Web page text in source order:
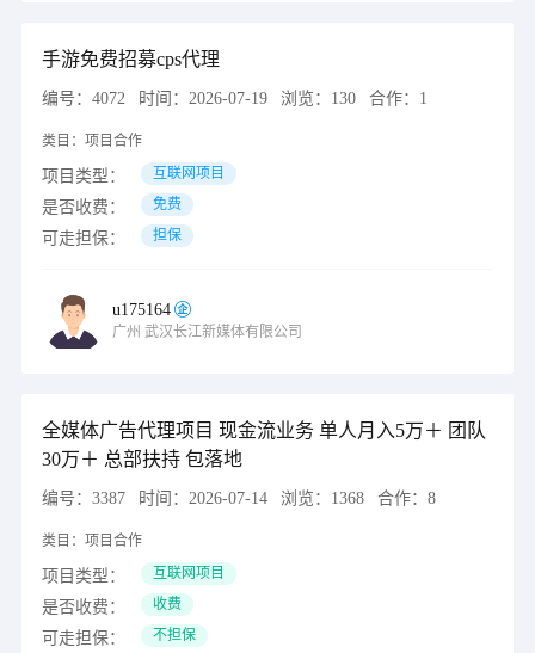
手游免费招募cps代理
编号： 4072 时间： 2026-07-19 浏览： 130 合作： 1
类目： 项目合作
项目类型： 互联网项目
是否收费： 免费
可走担保： 担保
u175164
广州 武汉长江新媒体有限公司
全媒体广告代理项目 现金流业务 单人月入5万＋ 团队
30万＋ 总部扶持 包落地
编号： 3387 时间： 2026-07-14 浏览： 1368 合作： 8
类目： 项目合作
项目类型： 互联网项目
是否收费： 收费
可走担保： 不担保